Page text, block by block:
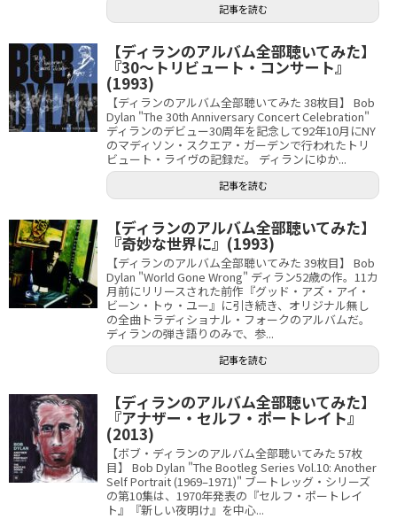
記事を読む
【ディランのアルバム全部聴いてみた】
『30〜トリビュート・コンサート』
(1993)
【ディランのアルバム全部聴いてみた 38枚目】 Bob
Dylan "The 30th Anniversary Concert Celebration"
ディランのデビュー30周年を記念して92年10月にNY
のマディソン・スクエア・ガーデンで行われたトリ
ビュート・ライヴの記録だ。 ディランにゆか...
記事を読む
【ディランのアルバム全部聴いてみた】
『奇妙な世界に』(1993)
【ディランのアルバム全部聴いてみた 39枚目】 Bob
Dylan "World Gone Wrong" ディラン52歳の作。11カ
月前にリリースされた前作『グッド・アズ・アイ・
ビーン・トゥ・ユー』に引き続き、オリジナル無し
の全曲トラディショナル・フォークのアルバムだ。
ディランの弾き語りのみで、参...
記事を読む
【ディランのアルバム全部聴いてみた】
『アナザー・セルフ・ポートレイト』
(2013)
【ボブ・ディランのアルバム全部聴いてみた 57枚
目】 Bob Dylan "The Bootleg Series Vol.10: Another
Self Portrait (1969–1971)" ブートレッグ・シリーズ
の第10集は、1970年発表の『セルフ・ポートレイ
ト』『新しい夜明け』を中心...